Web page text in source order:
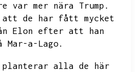
var mer nära Trump.
att de har fått mycket
Elon efter att han
a-Lago.
planterar alla de här